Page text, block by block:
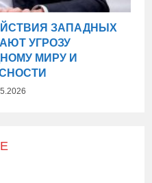
ЗАПАДНЫХ
УГРОЗУ
МИРУ И